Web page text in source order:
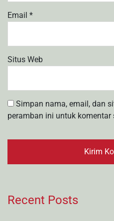
Email *
Situs Web
Simpan nama, email, dan
peramban ini untuk komentar
Recent Posts